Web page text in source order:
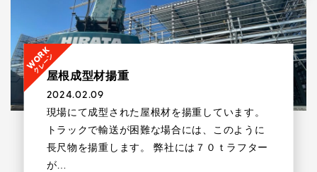
屋根成型材揚重
2024.02.09
現場にて成型された屋根材を揚重しています。
トラックで輸送が困難な場合には、このように
長尺物を揚重します。 弊社には７０ｔラフター
が…
WORK
クレーン